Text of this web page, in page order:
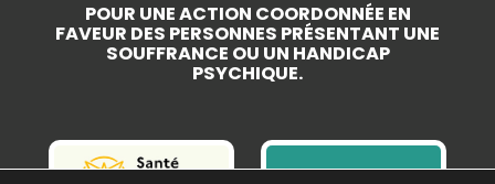
POUR UNE ACTION COORDONNÉE EN
FAVEUR DES PERSONNES PRÉSENTANT UNE
SOUFFRANCE OU UN HANDICAP
PSYCHIQUE.